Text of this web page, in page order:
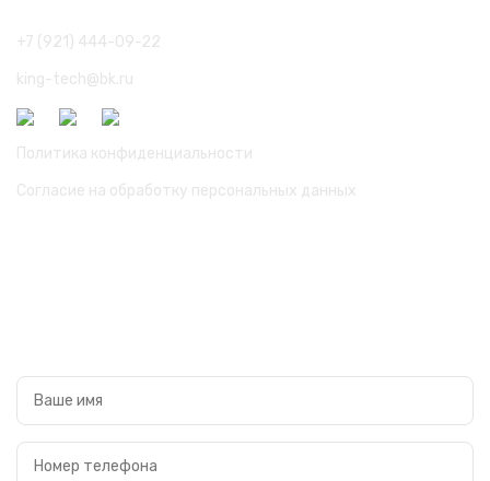
+7 (921) 444-09-22
king-tech@bk.ru
Политика конфиденциальности
Согласие на обработку персональных данных